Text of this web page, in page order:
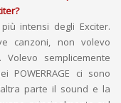
intensi degli Exciter.
canzoni, non volevo
semplicemente
ci sono
parte il sound e la